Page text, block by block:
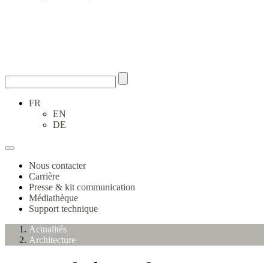
FR
EN
DE
Nous contacter
Carrière
Presse & kit communication
Médiathèque
Support technique
Actualités
Architecture